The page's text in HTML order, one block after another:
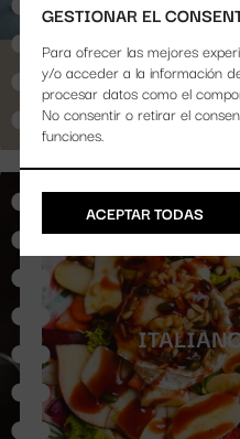
GESTIONAR EL
Para ofrecer las mejores
y/o acceder a la información
procesar datos como el
No consentir o retirar el
funciones.
ACEPTAR TODAS
VER